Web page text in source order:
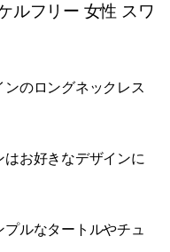
ルフリー 女性 スワ
のロングネックレス
お好きなデザインに
ルなタートルやチュ